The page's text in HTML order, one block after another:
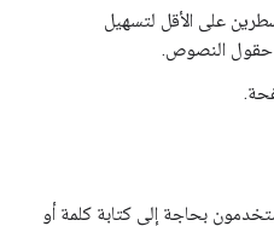
على الأقل لتسهيل
حقول النصوص.
بحاجة إلى كتابة كلمة أو